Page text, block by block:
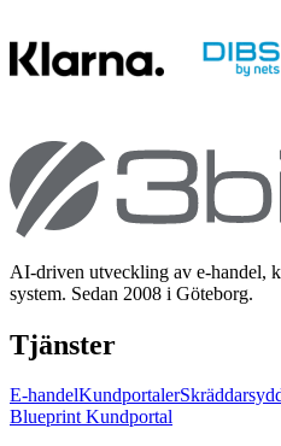
AI-driven utveckling av e-handel,
system. Sedan 2008 i Göteborg.
Tjänster
E-handelKundportaler
Blueprint Kundportal